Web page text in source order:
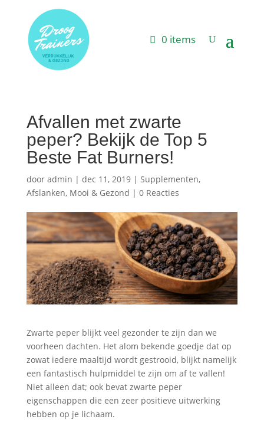
0 items
Afvallen met zwarte
peper? Bekijk de Top 5
Beste Fat Burners!
door admin | dec 11, 2019| Supplementen,
Afslanken, Mooi & Gezond | 0 Reacties
Zwarte peper blijkt veel gezonder te zijn dan we
voorheen dachten. Het alom bekende goedje dat op
zowat iedere maaltijd wordt gestrooid, blijkt namelijk
een fantastisch hulpmiddel te zijn om af te vallen!
Niet alleen dat; ook bevat zwarte peper
eigenschappen die een zeer positieve uitwerking
hebben op je lichaam.